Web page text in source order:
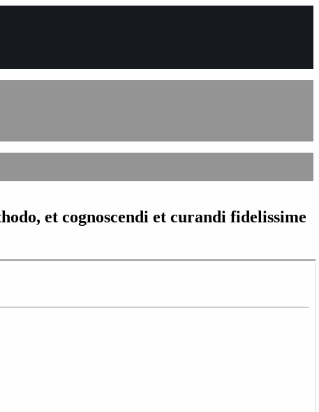
et cognoscendi et curandi fidelissime